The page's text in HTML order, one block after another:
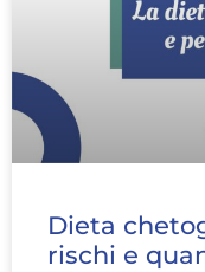
Dieta
rischi e